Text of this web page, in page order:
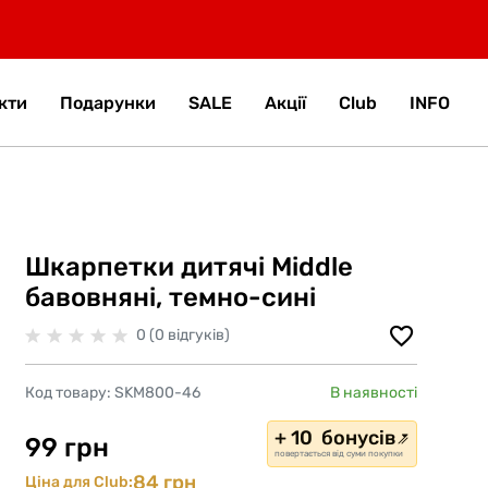
Подарунки SALE Акції Club INFO
Шкарпетки дитячі Middle
бавовняні, темно-сині
0 (0 відгуків)
Код товару: SKM800-46 В наявності
99 грн + 10 бонусів
повертається від суми покупки
Ціна для Club:84 грн